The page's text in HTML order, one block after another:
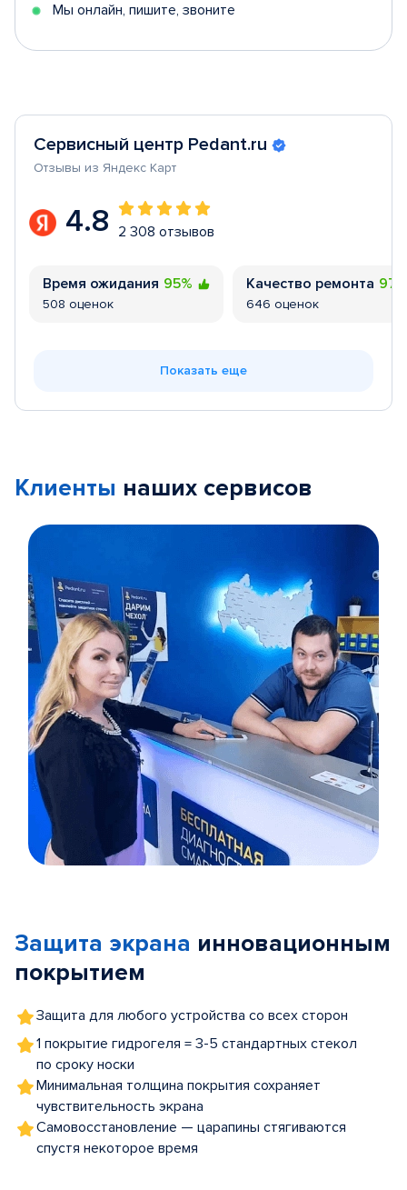
Мы онлайн, пишите, звоните
Сервисный центр Pedant.ru
Отзывы из Яндекс Карт
4.8 2 308 отзывов
Время ожидания 95%
508 оценок
Качество ремонта
646 оценок
Показать еще
Клиенты наших сервисов
5
Защита экрана инновационным
покрытием
Защита для любого устройства со всех сторон
1 покрытие гидрогеля = 3-5 стандартных стекол
по сроку носки
Минимальная толщина покрытия сохраняет
чувствительность экрана
Самовосстановление — царапины стягиваются
спустя некоторое время